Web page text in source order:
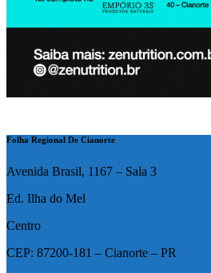
Folha Regional De Cianorte
Avenida Brasil, 1167 – Sala 3
Ed. Ilha do Mel
Centro
CEP: 87200-181 – Cianorte – PR